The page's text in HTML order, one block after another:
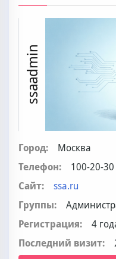
ssaadmin
Город:
Москва
Телефон:
100-20-30
Сайт:
ssa.ru
Группы:
Регистрация:
4
Последний визит: